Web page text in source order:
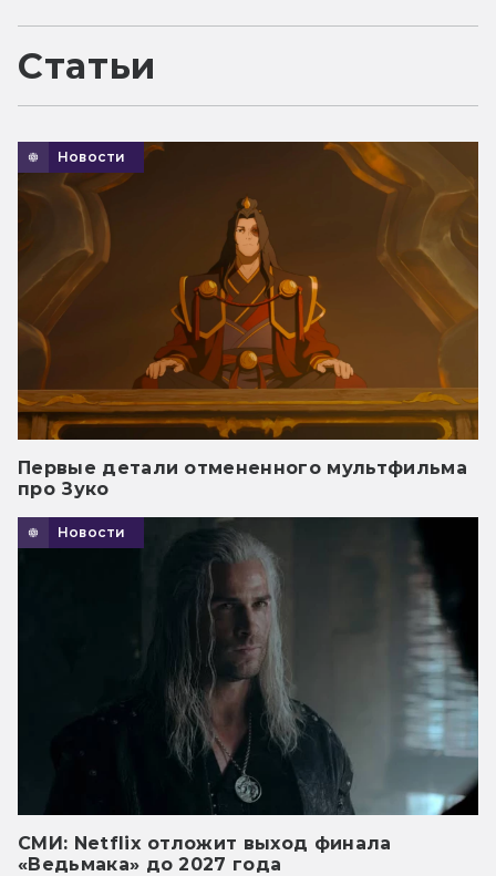
Статьи
Новости
Первые детали отмененного мультфильма
про Зуко
Новости
СМИ: Netflix отложит выход финала
«Ведьмака» до 2027 года